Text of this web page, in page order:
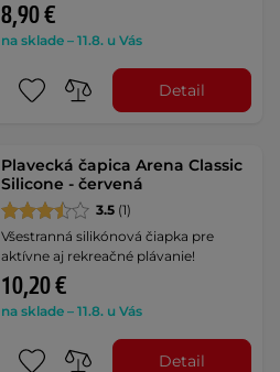
8,90 €
na sklade – 11.8. u Vás
Detail
Plavecká čapica Arena Classic
Silicone - červená
3.5 (1)
Všestranná silikónová čiapka pre
aktívne aj rekreačné plávanie!
10,20 €
na sklade – 11.8. u Vás
Detail